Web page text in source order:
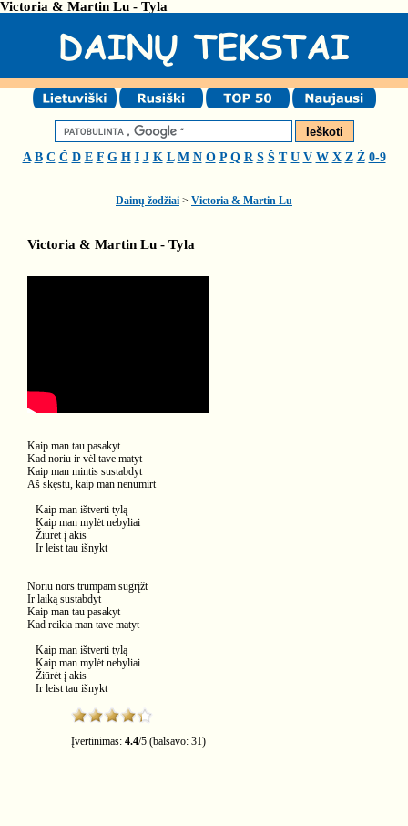
Victoria & Martin Lu - Tyla
A B C Č D E F G H I J K L M N O P Q R S Š T U V W X Z Ž 0-9
Dainų žodžiai > Victoria & Martin Lu
Victoria & Martin Lu - Tyla
Kaip man tau pasakyt
Kad noriu ir vėl tave matyt
Kaip man mintis sustabdyt
Aš skęstu, kaip man nenumirt
Kaip man ištverti tylą
Kaip man mylėt nebyliai
Žiūrėt į akis
Ir leist tau išnykt
Noriu nors trumpam sugrįžt
Ir laiką sustabdyt
Kaip man tau pasakyt
Kad reikia man tave matyt
Kaip man ištverti tylą
Kaip man mylėt nebyliai
Žiūrėt į akis
Ir leist tau išnykt
Įvertinimas: 4.4/5 (balsavo: 31)